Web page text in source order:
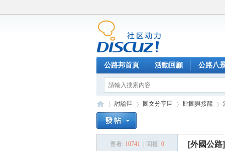
公路邦首頁 活動回顧 公路八
討論區
›
圖文分享區 貼圖與接龍
›
查看: 10741 回復: 0 [外國公路]